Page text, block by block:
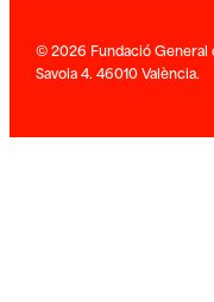
© 2026 Fundació General
Savoia 4. 46010 València.